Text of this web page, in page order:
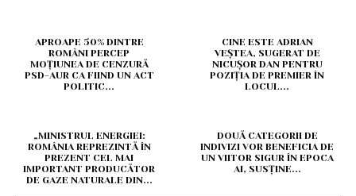
APROAPE 50% DINTRE
ROMÂNI PERCEP
MOȚIUNEA DE CENZURĂ
PSD-AUR CA FIIND UN ACT
POLITIC...
CINE ESTE ADRIAN
VEȘTEA, SUGERAT DE
NICUȘOR DAN PENTRU
POZIȚIA DE PREMIER ÎN
LOCUL...
„MINISTRUL ENERGIEI:
ROMÂNIA REPREZINTĂ ÎN
PREZENT CEL MAI
IMPORTANT PRODUCĂTOR
DE GAZE NATURALE DIN...
DOUĂ CATEGORII DE
INDIVIZI VOR BENEFICIA DE
UN VIITOR SIGUR ÎN EPOCA
AI, SUSȚINE...